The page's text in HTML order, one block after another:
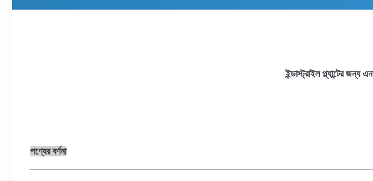
ইন্ডাস্ট্রাইল প্ল্যান্টের জন্য
পণ্যের বর্ণনা